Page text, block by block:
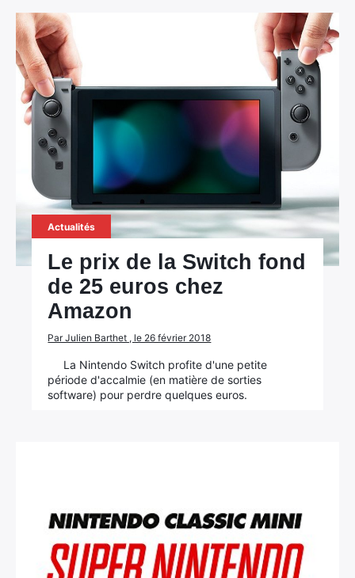
Actualités
Le prix de la Switch fond
de 25 euros chez
Amazon
Par Julien Barthet , le 26 février 2018
La Nintendo Switch profite d'une petite
période d'accalmie (en matière de sorties
software) pour perdre quelques euros.